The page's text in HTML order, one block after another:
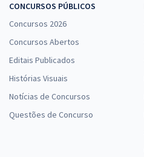
CONCURSOS PÚBLICOS
Concursos 2026
Concursos Abertos
Editais Publicados
Histórias Visuais
Notícias de Concursos
Questões de Concurso